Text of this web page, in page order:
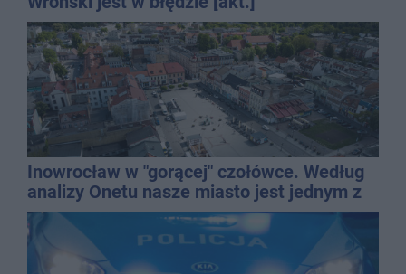
Inowrocław w "gorącej" czołówce. Według
analizy Onetu nasze miasto jest jednym z
najbardziej narażonych na upały